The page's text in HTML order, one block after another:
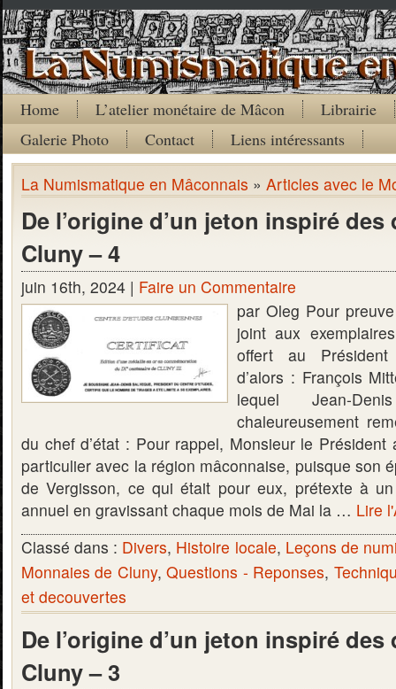
Home L’atelier monétaire de Mâcon
Librairie
Galerie Photo
Contact Liens intéressants
La Numismatique en Mâconnais » Articles avec le
De l’origine d’un jeton inspiré des
Cluny – 4
juin 16th, 2024 | Faire un Commentaire
par Oleg Pour
joint aux
offert au
d’alors : François
lequel Jean-
chaleureusement
du chef d’état : Pour rappel, Monsieur le Président
particulier avec la région mâconnaise, puisque son
de Vergisson, ce qui était pour eux, prétexte à un
annuel en gravissant chaque mois de Mai la … Lire
Classé dans : Divers, Histoire locale, Leçons de
Monnaies de Cluny,Questions - Reponses,
et decouvertes
De l’origine d’un jeton inspiré des
Cluny – 3